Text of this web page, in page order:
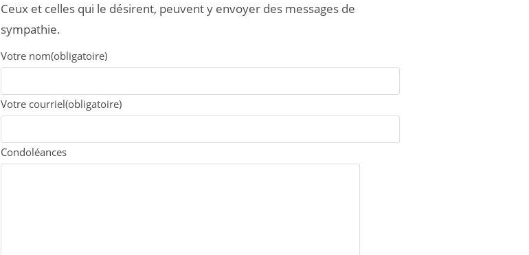
Ceux et celles qui le désirent, peuvent y envoyer des messages de
sympathie.
Votre nom(obligatoire)
Votre courriel(obligatoire)
Condoléances